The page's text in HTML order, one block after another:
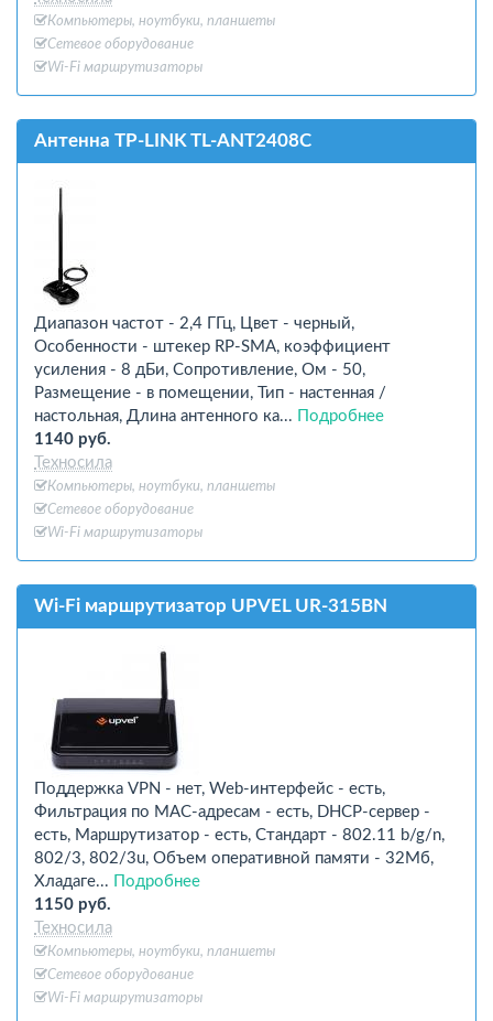
Компьютеры, ноутбуки, планшеты
Сетевое оборудование
Wi-Fi маршрутизаторы
Антенна TP-LINK TL-ANT2408C
Диапазон частот - 2,4 ГГц, Цвет - черный,
Особенности - штекер RP-SMA, коэффициент
усиления - 8 дБи, Сопротивление, Ом - 50,
Размещение - в помещении, Тип - настенная /
настольная, Длина антенного ка...
Подробнее
1140 руб.
Техносила
Компьютеры, ноутбуки, планшеты
Сетевое оборудование
Wi-Fi маршрутизаторы
Wi-Fi маршрутизатор UPVEL UR-315BN
Поддержка VPN - нет, Web-интерфейс - есть,
Фильтрация по MAC-адресам - есть, DHCP-сервер -
есть, Маршрутизатор - есть, Стандарт - 802.11 b/g/n,
802/3, 802/3u, Объем оперативной памяти - 32Мб,
Хладаге...
Подробнее
1150 руб.
Техносила
Компьютеры, ноутбуки, планшеты
Сетевое оборудование
Wi-Fi маршрутизаторы